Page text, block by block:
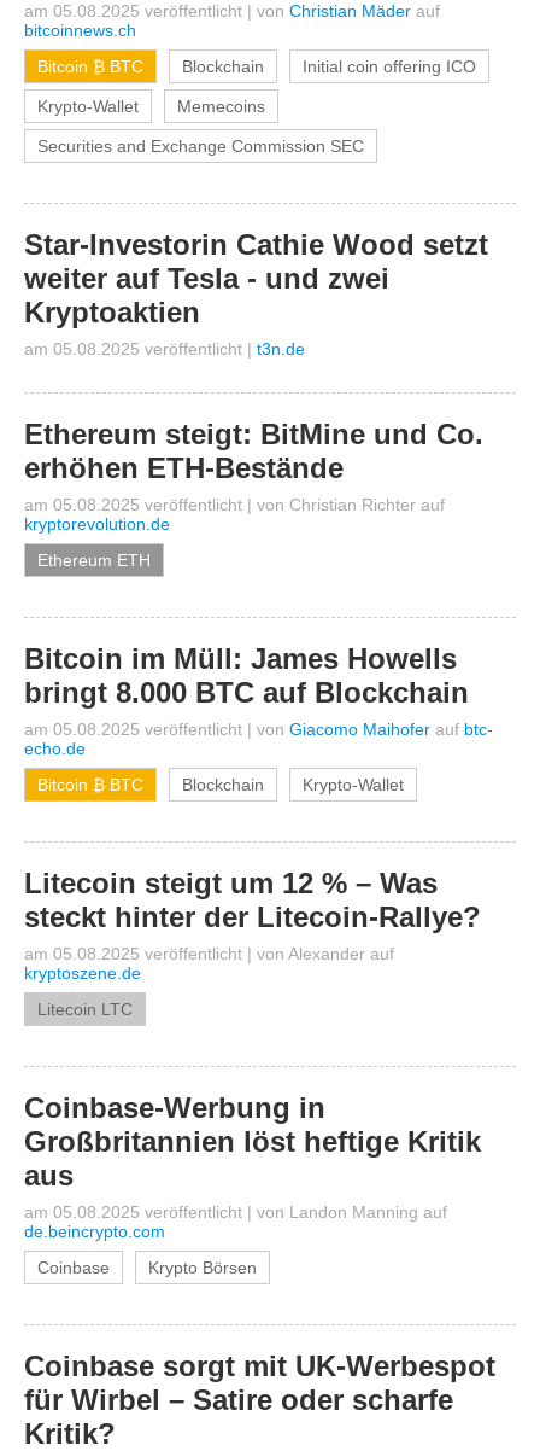
am 05.08.2025 veröffentlicht | von Christian Mäder auf
bitcoinnews.ch
Bitcoin ₿ BTC
Blockchain Initial coin offering ICO
Krypto-Wallet Memecoins
Securities and Exchange Commission SEC
Star-Investorin Cathie Wood setzt
weiter auf Tesla - und zwei
Kryptoaktien
am 05.08.2025 veröffentlicht | t3n.de
Ethereum steigt: BitMine und Co.
erhöhen ETH-Bestände
am 05.08.2025 veröffentlicht | von Christian Richter auf
kryptorevolution.de
Ethereum ETH
Bitcoin im Müll: James Howells
bringt 8.000 BTC auf Blockchain
am 05.08.2025 veröffentlicht | von Giacomo Maihofer auf btc-
echo.de
Bitcoin ₿ BTC
Blockchain Krypto-Wallet
Litecoin steigt um 12 % – Was
steckt hinter der Litecoin-Rallye?
am 05.08.2025 veröffentlicht | von Alexander auf
kryptoszene.de
Litecoin LTC
Coinbase-Werbung in
Großbritannien löst heftige Kritik
aus
am 05.08.2025 veröffentlicht | von Landon Manning auf
de.beincrypto.com
Coinbase
Krypto Börsen
Coinbase sorgt mit UK-Werbespot
für Wirbel – Satire oder scharfe
Kritik?